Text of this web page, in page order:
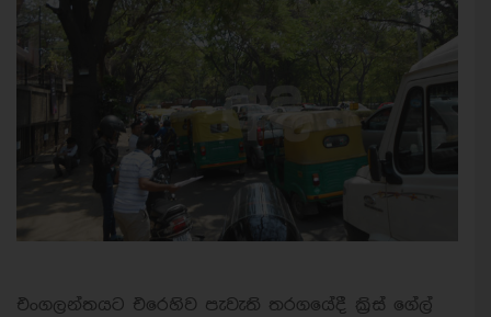
එංගලන්තයට එරෙහිව පැවැති තරගයේදී ක්‍රිස් ගේල්